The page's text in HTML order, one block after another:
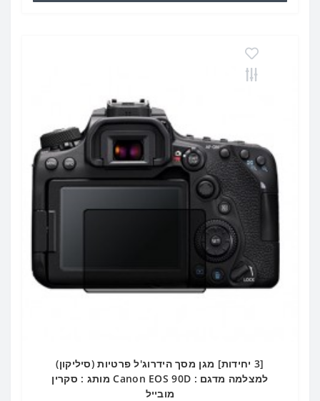
[3 יחידות] מגן מסך הידרוג'ל פרטיות (סיליקון)
למצלמה מדגם : Canon EOS 90D מותג : סקרין
מובייל